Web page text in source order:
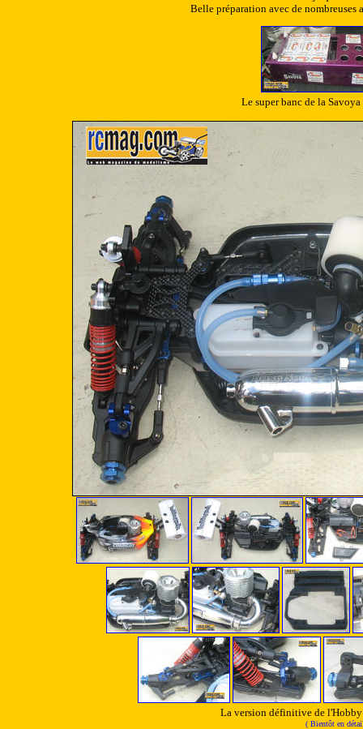
Belle préparation avec de nombreuses
Le super banc de la
La version définitive de l'Hobby
( Bientôt en